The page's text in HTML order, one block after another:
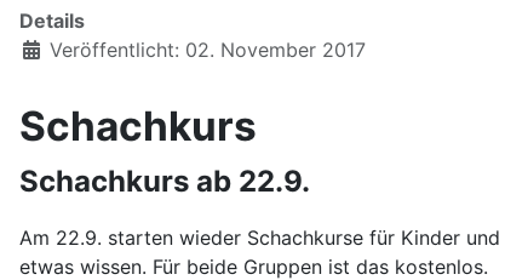
Details
Veröffentlicht: 02. November 2017
Schachkurs
Schachkurs ab 22.9.
Am 22.9. starten wieder Schachkurse für Kinder
etwas wissen. Für beide Gruppen ist das kostenlos.